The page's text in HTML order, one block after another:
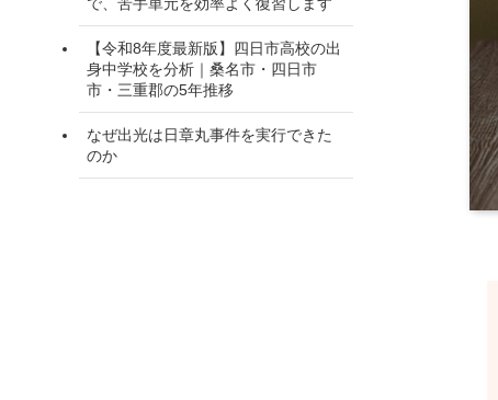
【令和8年度最新版】四日市高校の出
身中学校を分析｜桑名市・四日市
市・三重郡の5年推移
なぜ出光は日章丸事件を実行できた
のか